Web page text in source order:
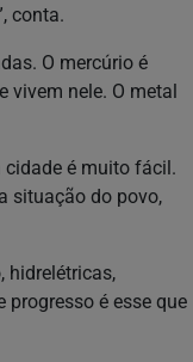
conta.
O mercúrio é
vivem nele. O metal
cidade é muito fácil.
situação do povo,
hidrelétricas,
progresso é esse que